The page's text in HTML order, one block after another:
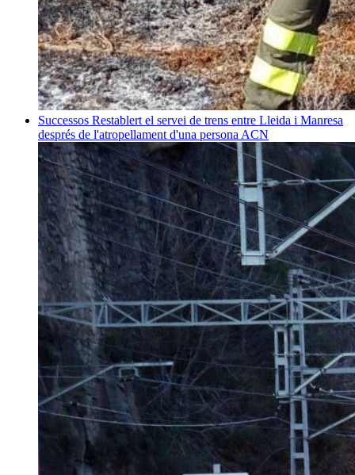
Successos Restablert el servei de trens entre Lleida i Manresa
després de l'atropellament d'una persona ACN